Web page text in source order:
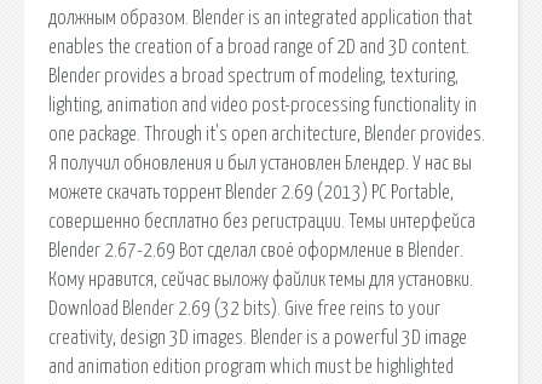
должным образом. Blender is an integrated application that
enables the creation of a broad range of 2D and 3D content.
Blender provides a broad spectrum of modeling, texturing,
lighting, animation and video post-processing functionality in
one package. Through it's open architecture, Blender provides.
Я получил обновления и был установлен Блендер. У нас вы
можете скачать торрент Blender 2.69 (2013) PC Portable,
совершенно бесплатно без регистрации. Темы интерфейса
Blender 2.67-2.69 Вот сделал своё оформление в Blender.
Кому нравится, сейчас выложу файлик темы для установки.
Download Blender 2.69 (32 bits). Give free reins to your
creativity, design 3D images. Blender is a powerful 3D image
and animation edition program which must be highlighted